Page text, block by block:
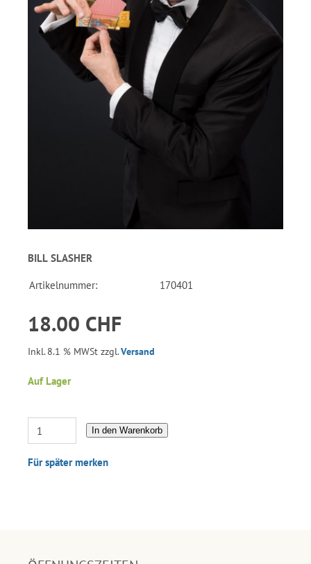
BILL SLASHER
Artikelnummer: 170401
18.00 CHF
Inkl. 8.1 % MWSt zzgl.Versand
Auf Lager
In den Warenkorb
Für später merken